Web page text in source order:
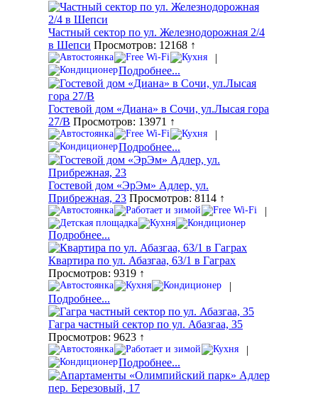
Частный сектор по ул. Железнодорожная 2/4
в Шепси Просмотров: 12168 ↑
|
Подробнее...
Гостевой дом «Диана» в Сочи, ул.Лысая гора
27/В Просмотров: 13971 ↑
|
Подробнее...
Гостевой дом «ЭрЭм» Адлер, ул.
Прибрежная, 23 Просмотров: 8114 ↑
|
Подробнее...
Квартира по ул. Абазгаа, 63/1 в Гаграх
Просмотров: 9319 ↑
|
Подробнее...
Гагра частный сектор по ул. Абазгаа, 35
Просмотров: 9623 ↑
|
Подробнее...